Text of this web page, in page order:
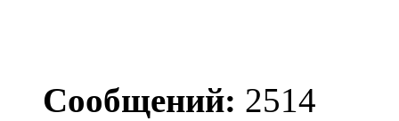
Сообщений: 2514